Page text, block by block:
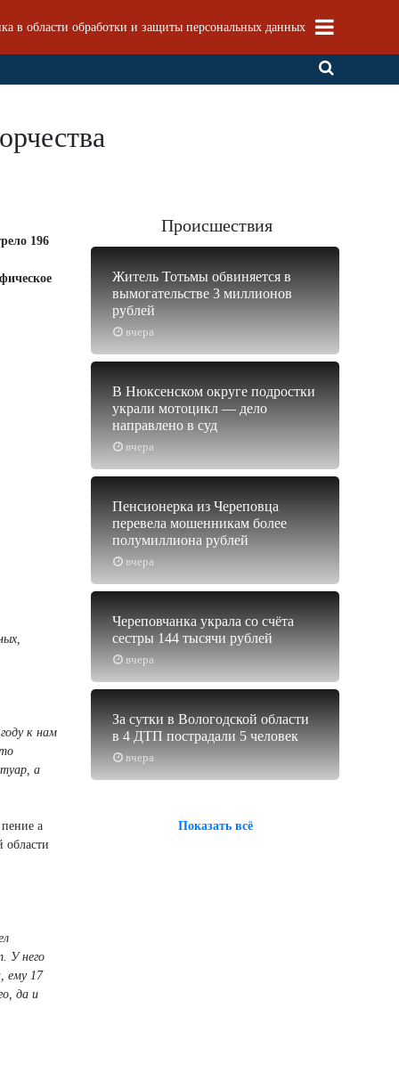
в области обработки и защиты персональных данных
196
к нам
а
а
области
У него
ему 17
да и
Происшествия
вчера
Житель Тотьмы обвиняется в
вымогательстве 3 миллионов
рублей
вчера
В Нюксенском округе подростки
украли мотоцикл — дело
направлено в суд
вчера
Пенсионерка из Череповца
перевела мошенникам более
полумиллиона рублей
вчера
Череповчанка украла со счёта
сестры 144 тысячи рублей
вчера
За сутки в Вологодской области
в 4 ДТП пострадали 5 человек
Показать всё